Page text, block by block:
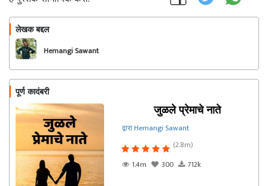
लेखक बद्दल
Hemangi Sawant
पूर्ण कादंबरी
जुळले प्रेमाचे नाते
द्वारा Hemangi Sawant
(2.8m)
1.4m
300 712k